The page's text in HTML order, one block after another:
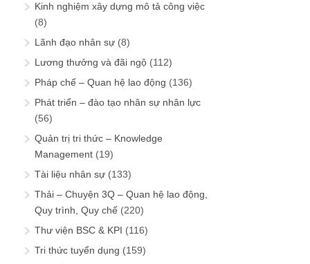
Kinh nghiệm xây dựng mô tả công việc
(8)
Lãnh đạo nhân sự (8)
Lương thưởng và đãi ngộ (112)
Pháp chế – Quan hệ lao động (136)
Phát triển – đào tạo nhân sự nhân lực
(56)
Quản trị tri thức – Knowledge
Management (19)
Tài liệu nhân sự (133)
Thải – Chuyện 3Q – Quan hệ lao động,
Quy trình, Quy chế (220)
Thư viện BSC & KPI (116)
Tri thức tuyển dụng (159)